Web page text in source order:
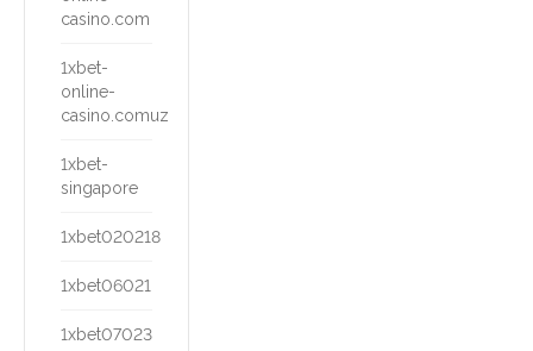
casino.com
1xbet-
online-
casino.comuz
1xbet-
singapore
1xbet020218
1xbet06021
1xbet07023